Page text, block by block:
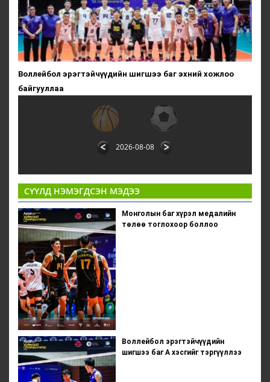
Воллейбол эрэгтэйчүүдийн шигшээ баг эхний хожлоо
байгууллаа
2026-08-08
СҮҮЛД НЭМЭГДСЭН МЭДЭЭ
Монголын баг хүрэл медалийн
төлөө тоглохоор боллоо
Воллейбол эрэгтэйчүүдийн
шигшээ баг А хэсгийг тэргүүллээ